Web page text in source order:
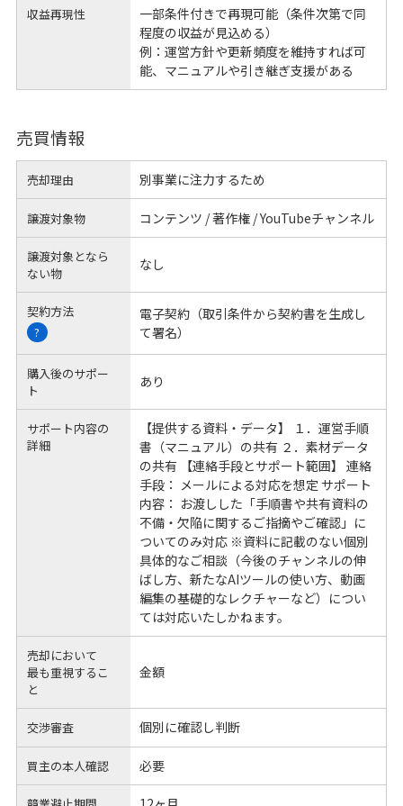
収益再現性
一部条件付きで再現可能（条件次第で同
程度の収益が見込める）
例：運営方針や更新頻度を維持すれば可
能、マニュアルや引き継ぎ支援がある
売買情報
売却理由 別事業に注力するため
譲渡対象物 コンテンツ / 著作権 / YouTubeチャンネル
譲渡対象となら
ない物
なし
契約方法
?
電子契約（取引条件から契約書を生成し
て署名）
購入後のサポー
ト
あり
サポート内容の
詳細
【提供する資料・データ】 １．運営手順
書（マニュアル）の共有 ２．素材データ
の共有 【連絡手段とサポート範囲】 連絡
手段： メールによる対応を想定 サポート
内容： お渡しした「手順書や共有資料の
不備・欠陥に関するご指摘やご確認」に
ついてのみ対応 ※資料に記載のない個別
具体的なご相談（今後のチャンネルの伸
ばし方、新たなAIツールの使い方、動画
編集の基礎的なレクチャーなど）につい
ては対応いたしかねます。
売却において
最も重視するこ
と
金額
交渉審査 個別に確認し判断
買主の本人確認 必要